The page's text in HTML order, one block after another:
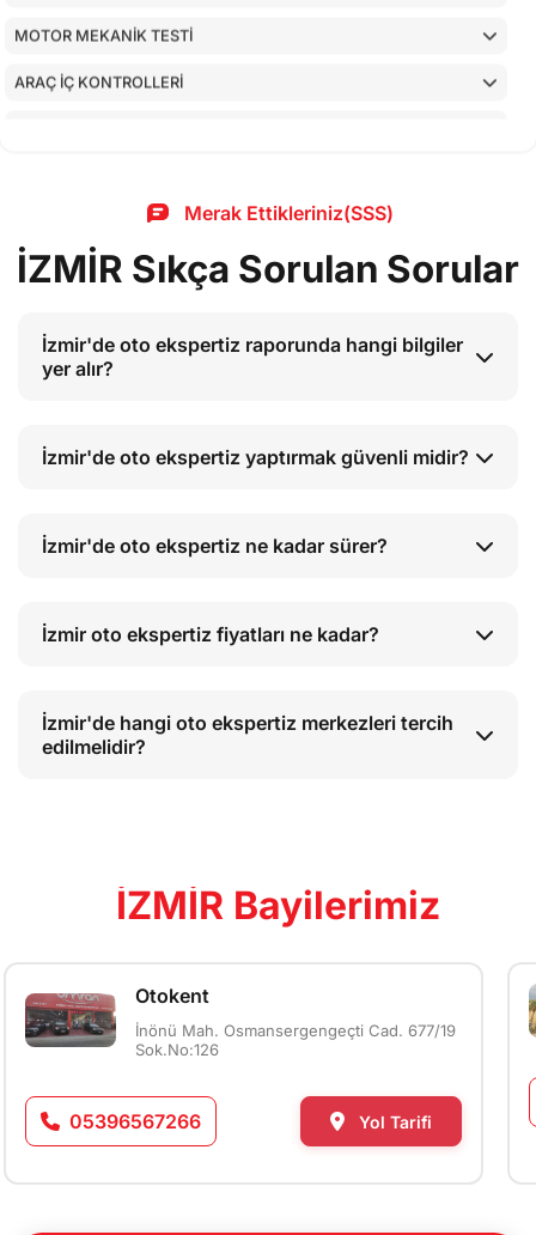
MOTOR MEKANİK TESTİ
ARAÇ İÇ KONTROLLERİ
Merak Ettikleriniz(SSS)
İZMİR Sıkça Sorulan Sorular
İzmir'de oto ekspertiz raporunda hangi bilgiler
yer alır?
İzmir'de oto ekspertiz yaptırmak güvenli midir?
İzmir'de oto ekspertiz ne kadar sürer?
İzmir oto ekspertiz fiyatları ne kadar?
İzmir'de hangi oto ekspertiz merkezleri tercih
edilmelidir?
İZMİR Bayilerimiz
Otokent
İnönü Mah. Osmansergengeçti Cad. 677/19
Sok.No:126
05396567266 Yol Tarifi